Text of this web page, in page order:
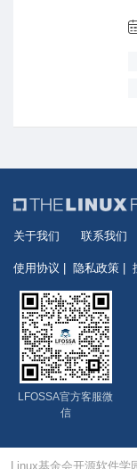
关于我们 联系我们
使用协议 隐私政策
LFOSSA官方客服微
信
Linux基金会开源软件